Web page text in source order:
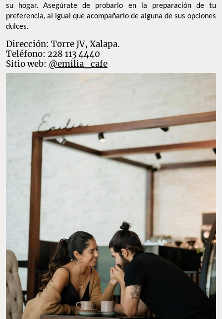
su hogar. Asegúrate de probarlo en la preparación de tu
preferencia, al igual que acompañarlo de alguna de sus opciones
dulces.
Dirección: Torre JV, Xalapa.
Teléfono: 228 113 4440
Sitio web: @emilia_cafe